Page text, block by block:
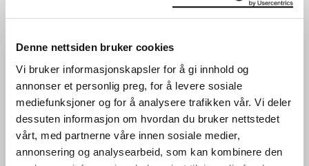
Denne nettsiden bruker cookies
Vi bruker informasjonskapsler for å gi innhold og
annonser et personlig preg, for å levere sosiale
mediefunksjoner og for å analysere trafikken vår. Vi deler
dessuten informasjon om hvordan du bruker nettstedet
vårt, med partnerne våre innen sosiale medier,
annonsering og analysearbeid, som kan kombinere den
SMITH
SAMTALE
28.04.2024,14:00
CORPUS INFINITUM:
EMMA ARNOLD
SAMTALE
14.03.2024,18:00
Utstilling 9.etg